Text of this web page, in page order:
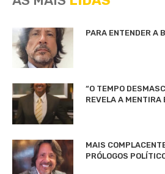
PARA ENTENDER A
“O TEMPO
REVELA A MENTIRA
MAIS
PRÓLOGOS